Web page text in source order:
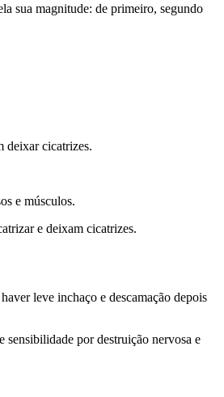
sua magnitude: de primeiro, segundo
deixar cicatrizes.
e músculos.
e deixam cicatrizes.
leve inchaço e descamação depois
sensibilidade por destruição nervosa e